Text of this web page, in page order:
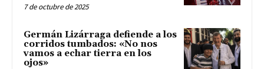
7 de octubre de 2025
Germán Lizárraga defiende a los
corridos tumbados: «No nos
vamos a echar tierra en los
ojos»